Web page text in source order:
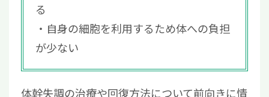
る
自身の細胞を利用するため体への負担
が少ない
体幹失調の治療や回復方法について前向きに情